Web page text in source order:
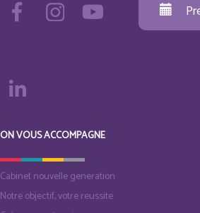
ON VOUS ACCOMPAGNE
Cabinet nouvelle generation
Notre objectif, votre reussite